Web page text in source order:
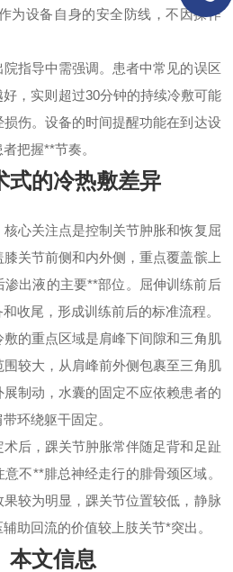
为设备自身的安全防线，不因操作
指导中需强调。患者中常见的误区
，实则超过30分钟的持续冷敷可能
伤。设备的时间提醒功能在到达设
把握**节奏。
的冷热敷差异
心关注点是控制关节肿胀和恢复屈
关节前侧和内外侧，重点覆盖髌上
出液的主要**部位。屈伸训练前后
收尾，形成训练前后的标准流程。
的重点区域是肩峰下间隙和三角肌
较大，从肩峰前外侧包裹至三角肌
制动，水囊的固定不应依赖患者的
环绕躯干固定。
后，踝关节肿胀常伴随足背和足趾
不**腓总神经走行的腓骨颈区域。
较为明显，踝关节位置较低，静脉
助回流的价值较上肢关节*突出。
文信息